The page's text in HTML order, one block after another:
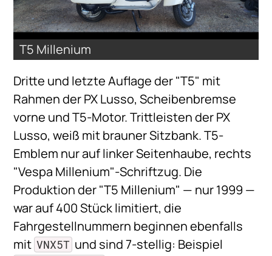
T5 Millenium
Dritte und letzte Auflage der "T5" mit
Rahmen der PX Lusso, Scheibenbremse
vorne und T5-Motor. Trittleisten der PX
Lusso, weiß mit brauner Sitzbank. T5-
Emblem nur auf linker Seitenhaube, rechts
"Vespa Millenium"-Schriftzug. Die
Produktion der "T5 Millenium" — nur 1999 —
war auf 400 Stück limitiert, die
Fahrgestellnummern beginnen ebenfalls
mit VNX5T und sind 7-stellig: Beispiel